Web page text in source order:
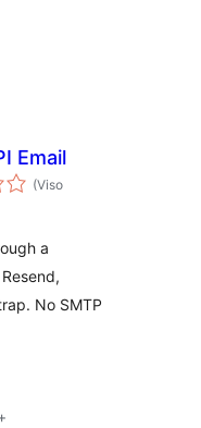
Email
(Viso
a
No SMTP